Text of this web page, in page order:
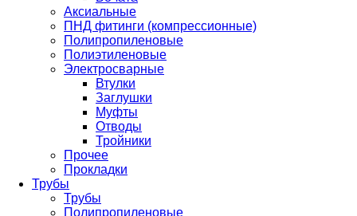
Аксиальные
ПНД фитинги (компрессионные)
Полипропиленовые
Полиэтиленовые
Электросварные
Втулки
Заглушки
Муфты
Отводы
Тройники
Прочее
Прокладки
Трубы
Трубы
Полипропиленовые